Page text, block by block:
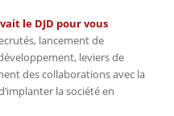
le DJD pour vous
lancement de
leviers de
des collaborations avec la
la société en